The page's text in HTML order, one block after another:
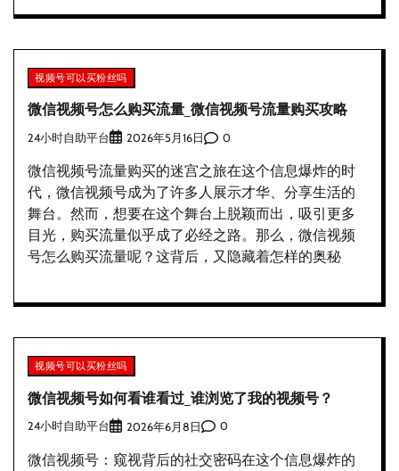
视频号可以买粉丝吗
微信视频号怎么购买流量_微信视频号流量购买攻略
24小时自助平台 2026年5月16日 0
微信视频号流量购买的迷宫之旅在这个信息爆炸的时
代，微信视频号成为了许多人展示才华、分享生活的
舞台。然而，想要在这个舞台上脱颖而出，吸引更多
目光，购买流量似乎成了必经之路。那么，微信视频
号怎么购买流量呢？这背后，又隐藏着怎样的奥秘
视频号可以买粉丝吗
微信视频号如何看谁看过_谁浏览了我的视频号？
24小时自助平台 2026年6月8日 0
微信视频号：窥视背后的社交密码在这个信息爆炸的